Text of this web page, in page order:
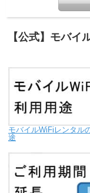
【公式】モバイ
モバイルWiFiレンタル
途